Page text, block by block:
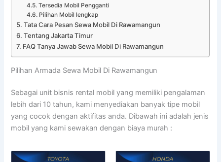
Tersedia Mobil Pengganti
Pilihan Mobil lengkap
Tata Cara Pesan Sewa Mobil Di Rawamangun
Tentang Jakarta Timur
FAQ Tanya Jawab Sewa Mobil Di Rawamangun
Pilihan Armada Sewa Mobil Di Rawamangun
Sebagai unit bisnis rental mobil yang memiliki pengalaman
lebih dari 10 tahun, kami menyediakan banyak tipe mobil
yang cocok dengan aktifitas anda. Dibawah ini adalah jenis
mobil yang kami sewakan dengan biaya murah :